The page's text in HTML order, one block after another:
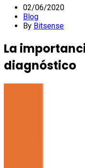
02/06/2020
Blog
By Bitsense
La
diagnóstico